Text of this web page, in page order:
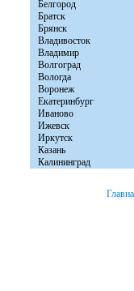
Белгород
Братск
Брянск
Владивосток
Владимир
Волгоград
Вологда
Воронеж
Екатеринбург
Иваново
Ижевск
Иркутск
Казань
Калининград